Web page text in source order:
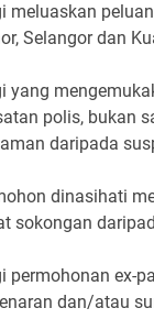
meluaskan
Selangor dan
yang
polis, bukan
daripada
dinasihati
sokongan
permohonan ex-
dan/atau